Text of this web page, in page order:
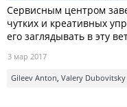
Сервисным центром
чутких и креативных
его заглядывать в эту
3 мар 2017
Gileev Anton, Valery Dubovitsky